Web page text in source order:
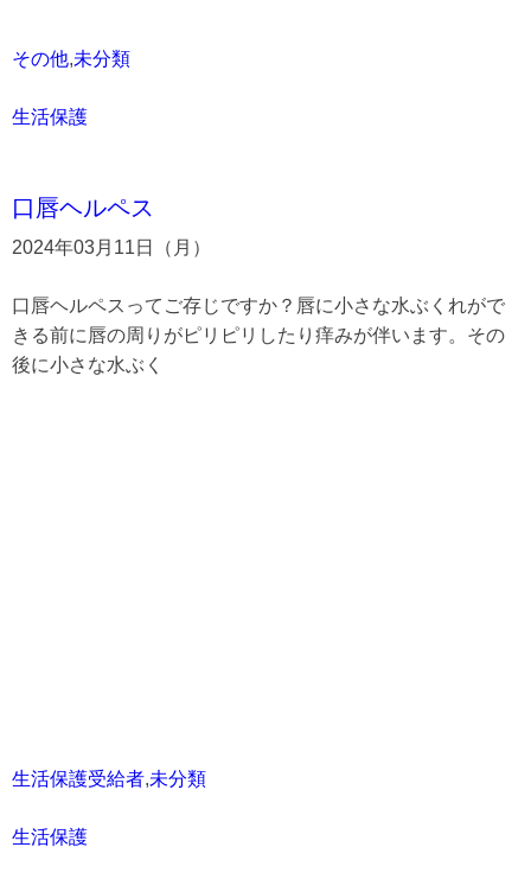
その他,未分類
生活保護
口唇ヘルペス
2024年03月11日（月）
口唇ヘルペスってご存じですか？唇に小さな水ぶくれがで
きる前に唇の周りがピリピリしたり痒みが伴います。その
後に小さな水ぶく
生活保護受給者,未分類
生活保護